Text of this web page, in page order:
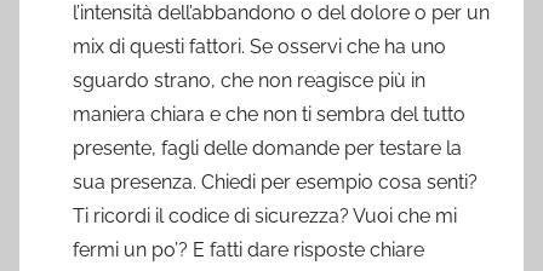
l’intensità dell’abbandono o del dolore o per un
mix di questi fattori. Se osservi che ha uno
sguardo strano, che non reagisce più in
maniera chiara e che non ti sembra del tutto
presente, fagli delle domande per testare la
sua presenza. Chiedi per esempio cosa senti?
Ti ricordi il codice di sicurezza? Vuoi che mi
fermi un po’? E fatti dare risposte chiare